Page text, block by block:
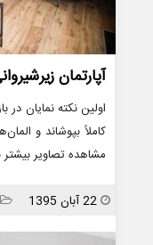
آپارتمان
اولین نکته نمایان در
کاملاً بپوشاند و
مشاهده تصاویر
انتشار
22 آبان 1395